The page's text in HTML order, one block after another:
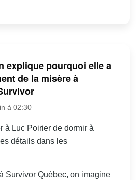
explique pourquoi elle a
de la misère à
à 02:30
à Luc Poirier de dormir à
détails dans les
Survivor Québec, on imagine